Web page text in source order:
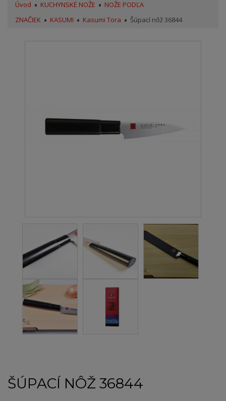
Úvod KUCHYNSKÉ NOŽE
NOŽE PODĽA
ZNAČIEK
KASUMI Kasumi Tora Šúpací nôž 36844
ŠÚPACÍ NÔŽ 36844